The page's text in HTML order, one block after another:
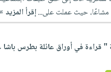
مشاعًا، حيث عملت على...إقرأ المزيد »
" قراءة في أوراق عائلة بطرس